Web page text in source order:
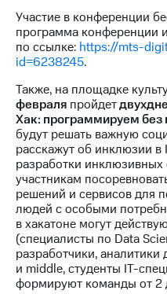
Участие в конференции
программа конференции
по ссылке: https://mts-
id=6238245.
Также, на площадке
февраля пройдет
Хак: программируем без
будут решать важную
расскажут об инклюзии в
разработки
участникам
решений и сервисов для
людей с особыми
в хакатоне могут
(специалисты по Data
разработчики,
и middle, студенты IT-
формируют команды от 2